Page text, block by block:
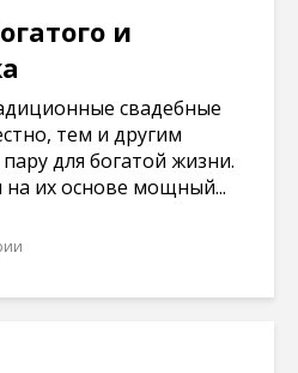
и
свадебные
тем и другим
для богатой жизни.
на их основе мощный...